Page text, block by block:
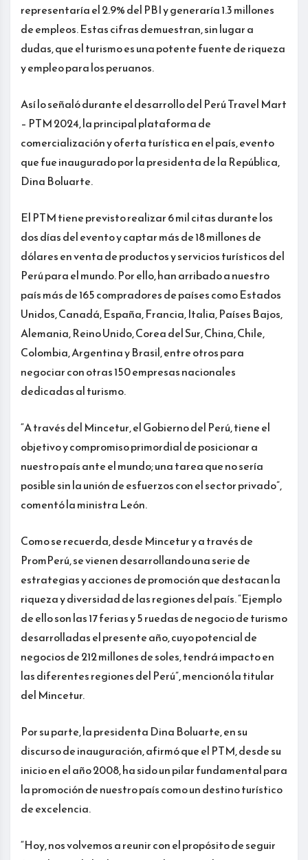
representaría el 2.9% del PBI y generaría 1.3 millones
de empleos. Estas cifras demuestran, sin lugar a
dudas, que el turismo es una potente fuente de riqueza
y empleo para los peruanos.
Así lo señaló durante el desarrollo del Perú Travel Mart
– PTM 2024, la principal plataforma de
comercialización y oferta turística en el país, evento
que fue inaugurado por la presidenta de la República,
Dina Boluarte.
El PTM tiene previsto realizar 6 mil citas durante los
dos días del evento y captar más de 18 millones de
dólares en venta de productos y servicios turísticos del
Perú para el mundo. Por ello, han arribado a nuestro
país más de 165 compradores de países como Estados
Unidos, Canadá, España, Francia, Italia, Países Bajos,
Alemania, Reino Unido, Corea del Sur, China, Chile,
Colombia, Argentina y Brasil, entre otros para
negociar con otras 150 empresas nacionales
dedicadas al turismo.
“A través del Mincetur, el Gobierno del Perú, tiene el
objetivo y compromiso primordial de posicionar a
nuestro país ante el mundo; una tarea que no sería
posible sin la unión de esfuerzos con el sector privado”,
comentó la ministra León.
Como se recuerda, desde Mincetur y a través de
PromPerú, se vienen desarrollando una serie de
estrategias y acciones de promoción que destacan la
riqueza y diversidad de las regiones del país. “Ejemplo
de ello son las 17 ferias y 5 ruedas de negocio de turismo
desarrolladas el presente año, cuyo potencial de
negocios de 212 millones de soles, tendrá impacto en
las diferentes regiones del Perú”, mencionó la titular
del Mincetur.
Por su parte, la presidenta Dina Boluarte, en su
discurso de inauguración, afirmó que el PTM, desde su
inicio en el año 2008, ha sido un pilar fundamental para
la promoción de nuestro país como un destino turístico
de excelencia.
“Hoy, nos volvemos a reunir con el propósito de seguir